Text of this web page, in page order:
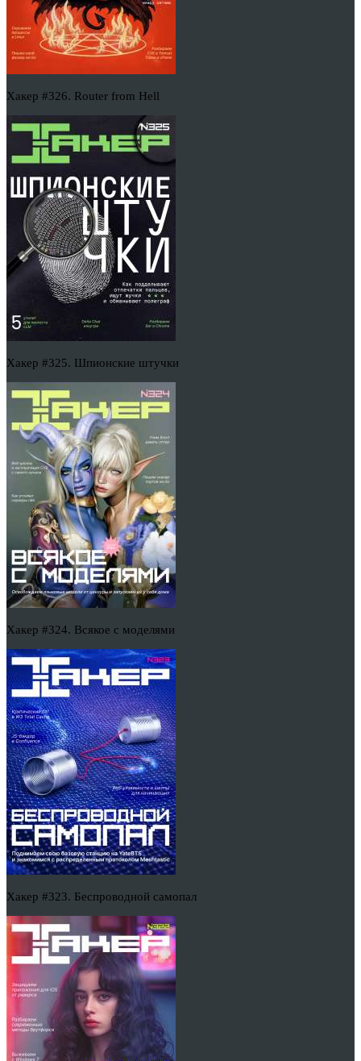
Хакер #326. Router from Hell
Хакер #325. Шпионские штучки
Хакер #324. Всякое с моделями
Хакер #323. Беспроводной самопал